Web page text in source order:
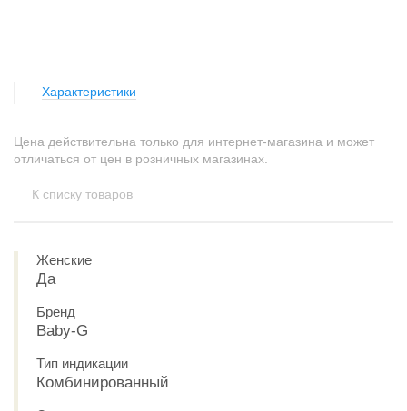
Характеристики
Цена действительна только для интернет-магазина и может
отличаться от цен в розничных магазинах.
К списку товаров
Женские
Да
Бренд
Baby-G
Тип индикации
Комбинированный